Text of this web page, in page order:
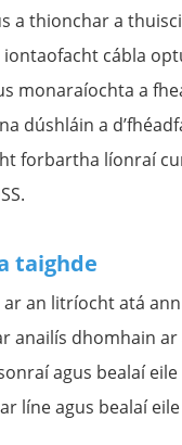
a thionchar a
cábla
monaraíochta a
dúshláin a
forbartha líonraí
taighde
an litríocht atá
anailís dhomhain
agus bealaí
líne agus bealaí